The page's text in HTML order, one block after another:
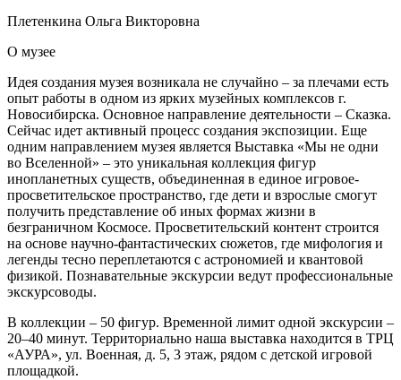
Плетенкина Ольга Викторовна
О музее
Идея создания музея возникала не случайно – за плечами есть
опыт работы в одном из ярких музейных комплексов г.
Новосибирска. Основное направление деятельности – Сказка.
Сейчас идет активный процесс создания экспозиции. Еще
одним направлением музея является Выставка «Мы не одни
во Вселенной» – это уникальная коллекция фигур
инопланетных существ, объединенная в единое игровое-
просветительское пространство, где дети и взрослые смогут
получить представление об иных формах жизни в
безграничном Космосе. Просветительский контент строится
на основе научно-фантастических сюжетов, где мифология и
легенды тесно переплетаются с астрономией и квантовой
физикой. Познавательные экскурсии ведут профессиональные
экскурсоводы.
В коллекции – 50 фигур. Временной лимит одной экскурсии –
20–40 минут. Территориально наша выставка находится в ТРЦ
«АУРА», ул. Военная, д. 5, 3 этаж, рядом с детской игровой
площадкой.